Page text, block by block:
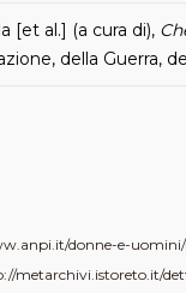
[et al.] (a cura di),
della Guerra,
donne-e-
metarchivi.istoreto.it/